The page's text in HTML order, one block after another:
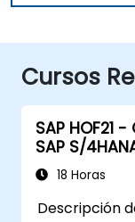
Cursos
SAP HOF21
SAP S/
18 Horas
Descripción